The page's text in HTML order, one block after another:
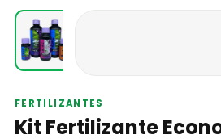
FERTILIZANTES
Kit Fertilizante